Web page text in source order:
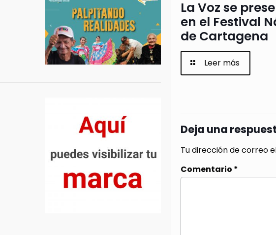
La Voz se
en el Festival
de Cartagena
Leer más
Deja una
Tu dirección de correo
Comentario *